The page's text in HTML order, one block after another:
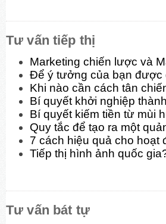
Tư vấn tiếp thị
Marketing chiến lược và
Để ý tưởng của bạn được
Khi nào cần cách tân
Bí quyết khởi nghiệp
Bí quyết kiếm tiền từ mùi
Quy tắc để tạo ra một
7 cách hiệu quả cho hoạt
Tiếp thị hình ảnh quốc
Tư vấn bát tự